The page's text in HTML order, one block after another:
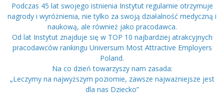
Podczas 45 lat swojego istnienia Instytut regularnie otrzymuje
nagrody i wyróżnienia, nie tylko za swoją działalność medyczną i
naukową, ale również jako pracodawca.
Od lat Instytut znajduje się w TOP 10 najbardziej atrakcyjnych
pracodawców rankingu Universum Most Attractive Employers
Poland.
Na co dzień towarzyszy nam zasada:
„Leczymy na najwyższym poziomie, zawsze najważniejsze jest
dla nas Dziecko”